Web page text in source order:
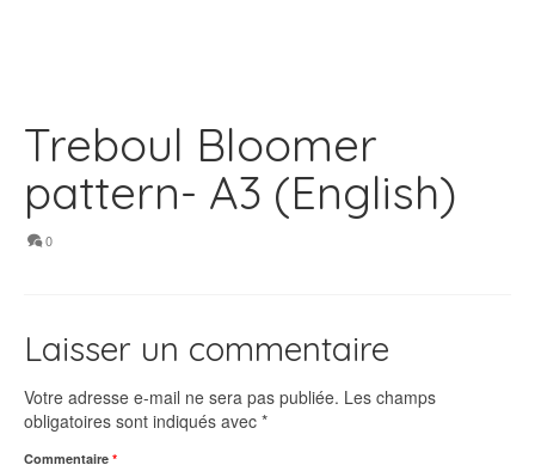
Treboul Bloomer
pattern- A3 (English)
0
Laisser un commentaire
Votre adresse e-mail ne sera pas publiée. Les champs
obligatoires sont indiqués avec *
Commentaire *